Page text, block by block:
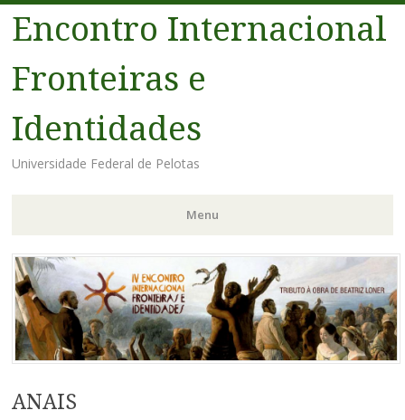
Encontro Internacional
Fronteiras e
Identidades
Universidade Federal de Pelotas
Menu
Pular
para
o
conteúdo
ANAIS